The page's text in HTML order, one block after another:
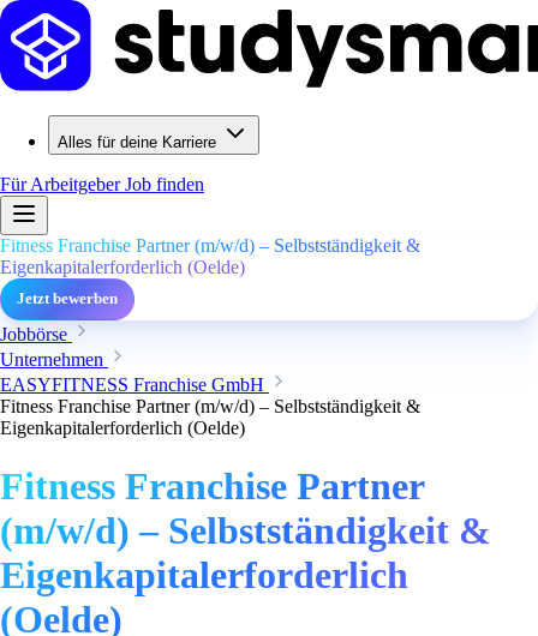
Alles für deine Karriere
Für ArbeitgeberJob finden
Fitness Franchise Partner (m/w/d) – Selbstständigkeit &
Eigenkapitalerforderlich (Oelde)
Jetzt bewerben
Jobbörse
Unternehmen
EASYFITNESS Franchise GmbH
Fitness Franchise Partner (m/w/d) – Selbstständigkeit &
Eigenkapitalerforderlich (Oelde)
Fitness Franchise Partner
(m/w/d) – Selbstständigkeit &
Eigenkapitalerforderlich
(Oelde)